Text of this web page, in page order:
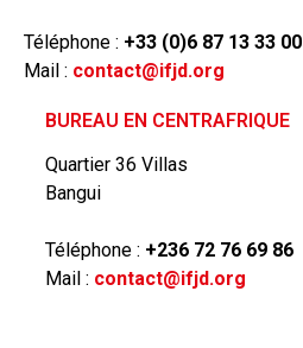
Téléphone : +33 (0)6 87 13 33 00
Mail : contact@ifjd.org
BUREAU EN CENTRAFRIQUE
Quartier 36 Villas
Bangui
Téléphone : +236 72 76 69 86
Mail : contact@ifjd.org